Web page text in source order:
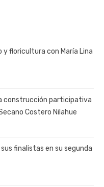
floricultura con María Lina
construcción participativa
Costero Nilahue
finalistas en su segunda